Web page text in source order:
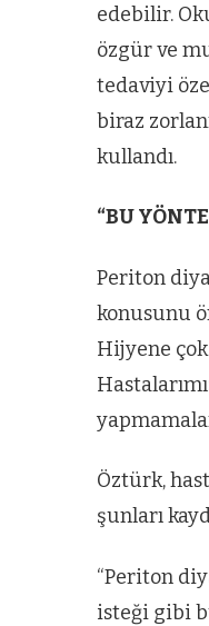
edebilir.
özgür ve
tedaviyi
biraz
kullandı.
“BU
Periton
konusunu
Hijyene
Öztürk,
şunları
“Periton
isteği gibi
ve